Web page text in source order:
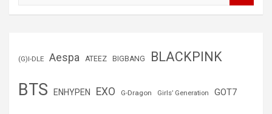
(G)I-DLE Aespa ATEEZ BIGBANG BLACKPINK
BTS ENHYPEN EXO G-Dragon Girls’ Generation GOT7